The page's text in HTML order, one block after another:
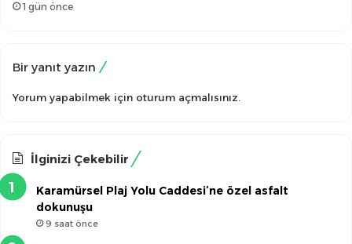
1 gün önce
Bir yanıt yazın
Yorum yapabilmek için oturum açmalısınız.
İlginizi Çekebilir
Karamürsel Plaj Yolu Caddesi’ne özel asfalt
dokunuşu
9 saat önce